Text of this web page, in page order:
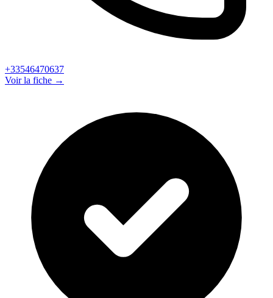
+33546470637
Voir la fiche →